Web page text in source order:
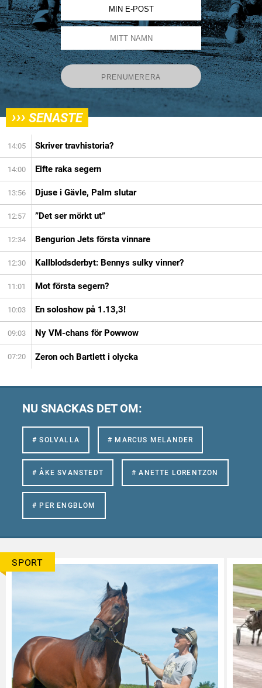
››› SENASTE
14:05 Skriver travhistoria?
14:00 Elfte raka segern
13:56 Djuse i Gävle, Palm slutar
12:57 ”Det ser mörkt ut”
12:34 Bengurion Jets första vinnare
12:30 Kallblodsderbyt: Bennys sulky vinner?
11:01 Mot första segern?
10:03 En soloshow på 1.13,3!
09:03 Ny VM-chans för Powwow
07:20 Zeron och Bartlett i olycka
NU SNACKAS DET OM:
# SOLVALLA # MARCUS MELANDER
# ÅKE SVANSTEDT # ANETTE LORENTZON
# PER ENGBLOM
SPORT